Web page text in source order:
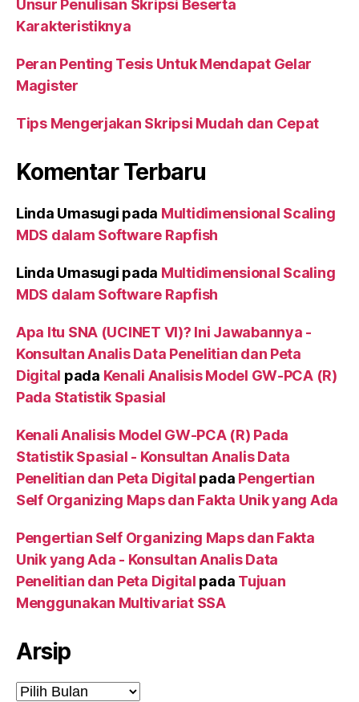
Unsur Penulisan Skripsi Beserta
Karakteristiknya
Peran Penting Tesis Untuk Mendapat Gelar
Magister
Tips Mengerjakan Skripsi Mudah dan Cepat
Komentar Terbaru
Linda Umasugi pada Multidimensional Scaling
MDS dalam Software Rapfish
Linda Umasugi pada Multidimensional Scaling
MDS dalam Software Rapfish
Apa Itu SNA (UCINET VI)? Ini Jawabannya -
Konsultan Analis Data Penelitian dan Peta
Digital pada Kenali Analisis Model GW-PCA (R)
Pada Statistik Spasial
Kenali Analisis Model GW-PCA (R) Pada
Statistik Spasial - Konsultan Analis Data
Penelitian dan Peta Digital pada Pengertian
Self Organizing Maps dan Fakta Unik yang Ada
Pengertian Self Organizing Maps dan Fakta
Unik yang Ada - Konsultan Analis Data
Penelitian dan Peta Digital pada Tujuan
Menggunakan Multivariat SSA
Arsip
Arsip